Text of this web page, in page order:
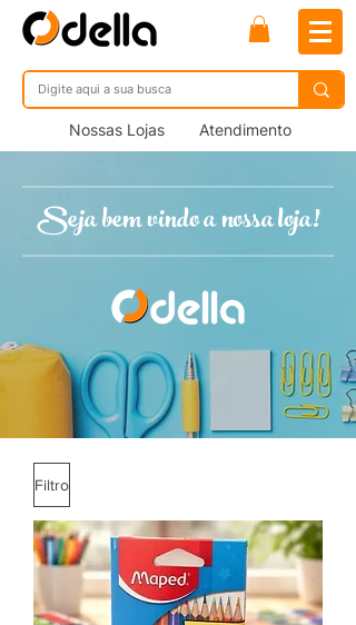
Nossas Lojas Atendimento
Seja bem vindo a nossa loja!
Filtro